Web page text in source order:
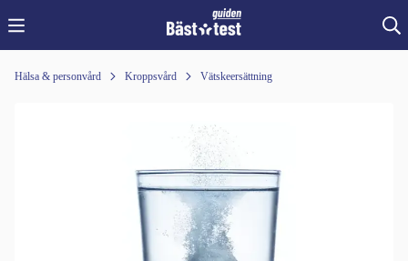
Hälsa & personvård Kroppsvård Vätskeersättning